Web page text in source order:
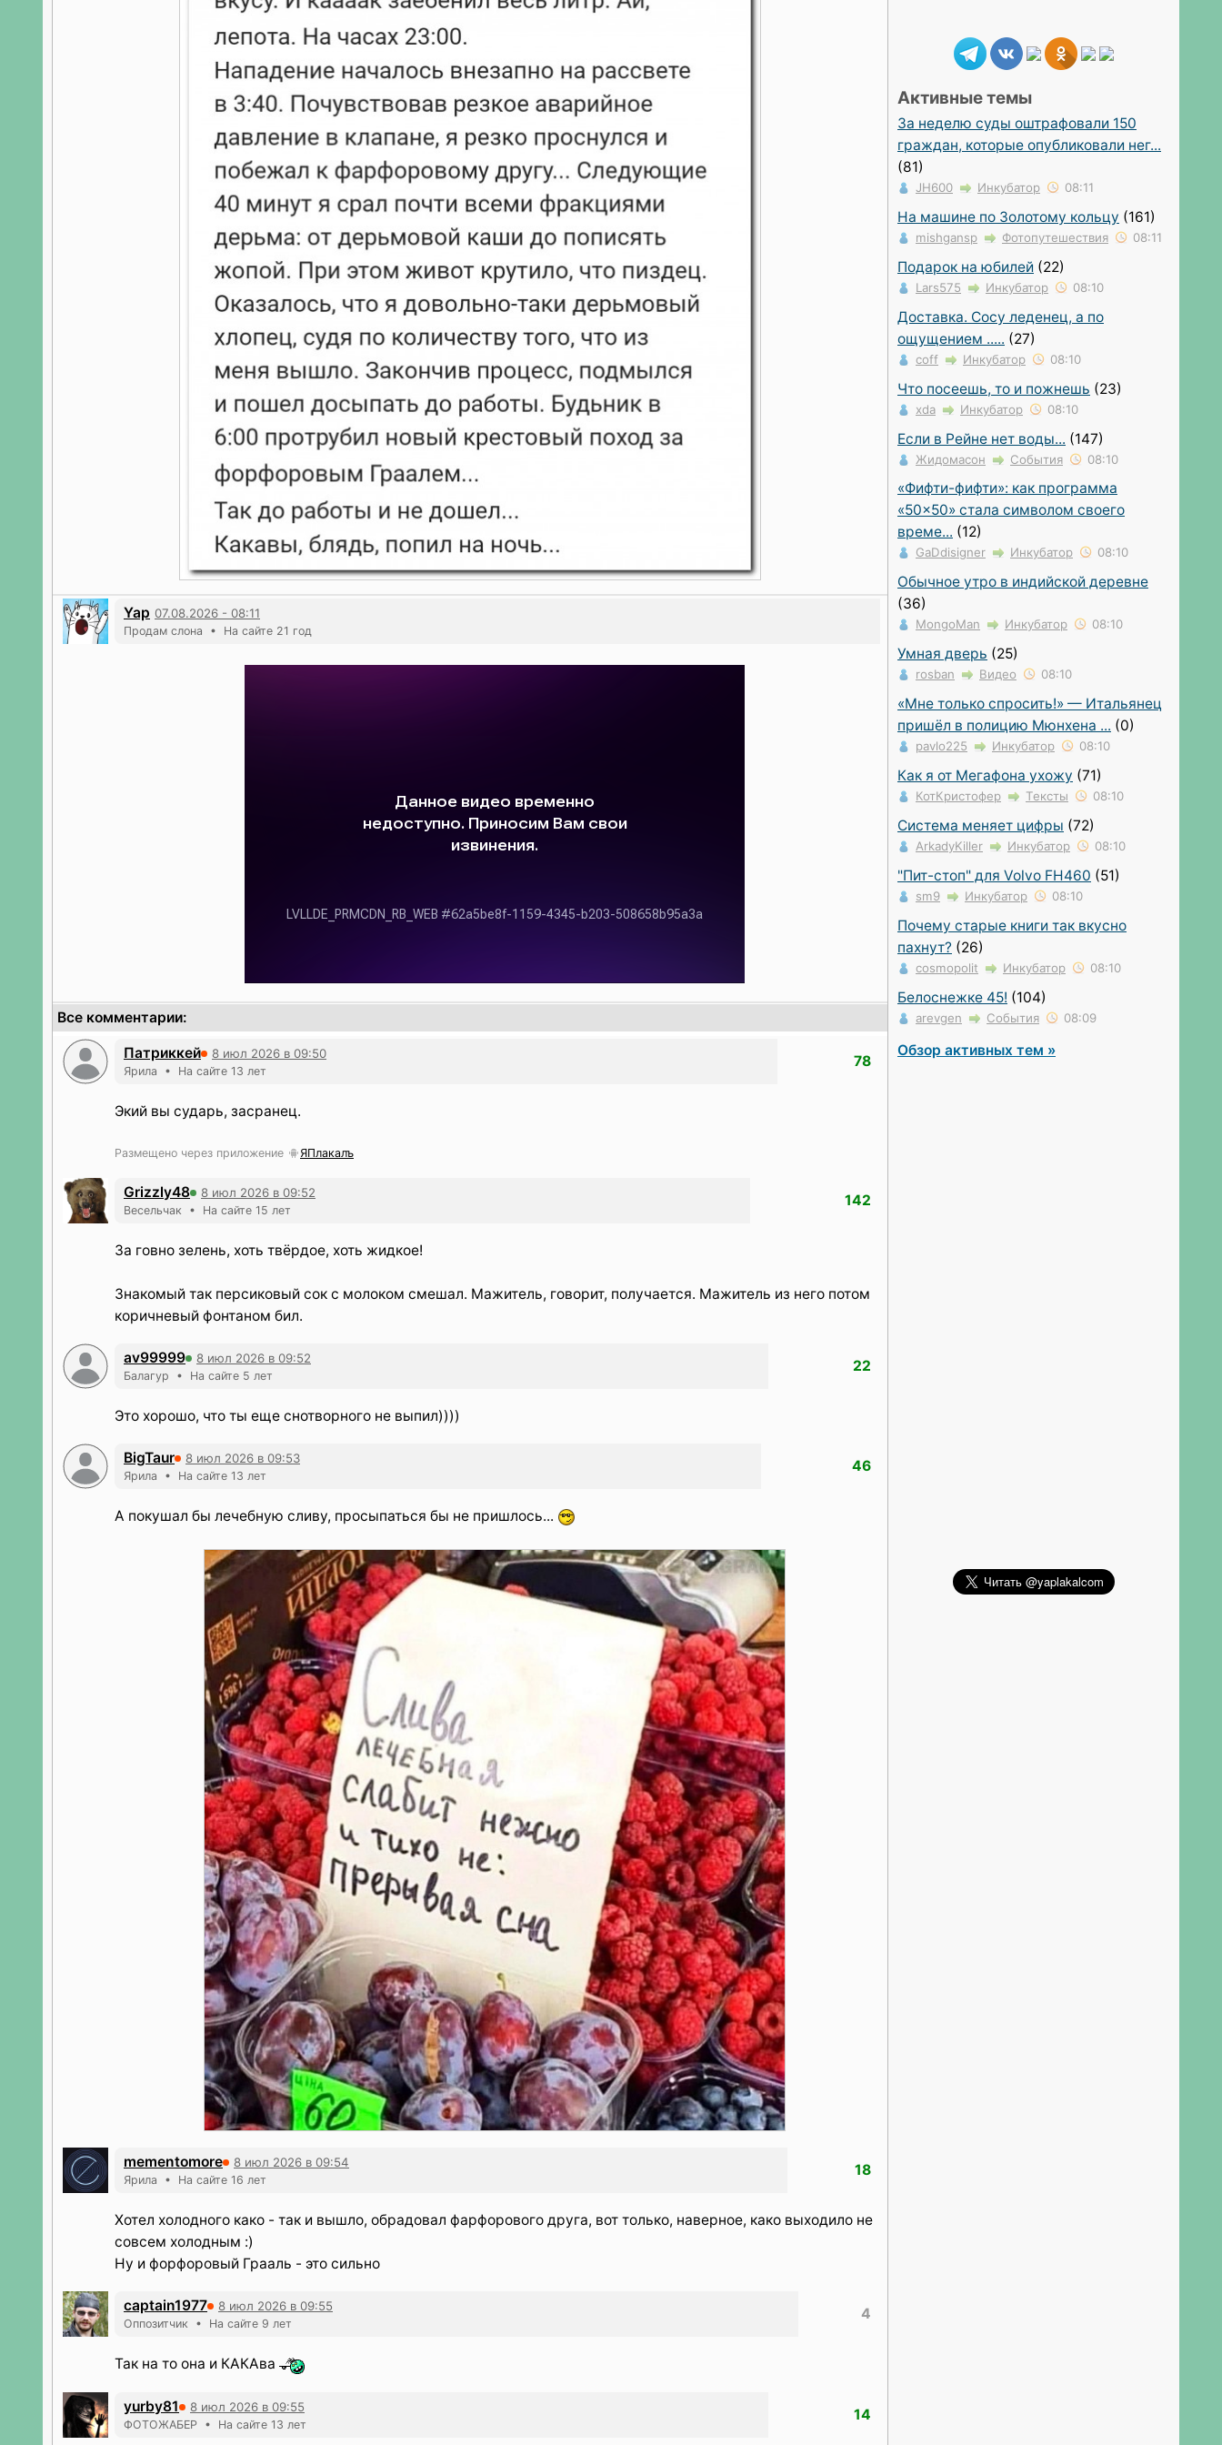
Yap 07.08.2026 - 08:11
Продам слона • На сайте 21 год
Все комментарии:
Патриккей 8 июл 2026 в 09:50
Ярила • На сайте 13 лет
78
Экий вы сударь, засранец.
Размещено через приложение ЯПлакалъ
Grizzly48 8 июл 2026 в 09:52
Весельчак • На сайте 15 лет
142
За говно зелень, хоть твёрдое, хоть жидкое!
Знакомый так персиковый сок с молоком смешал. Мажитель, говорит, получается. Мажитель из него потом
коричневый фонтаном бил.
av99999 8 июл 2026 в 09:52
Балагур • На сайте 5 лет
22
Это хорошо, что ты еще снотворного не выпил))))
BigTaur 8 июл 2026 в 09:53
Ярила • На сайте 13 лет
46
А покушал бы лечебную сливу, просыпаться бы не пришлось...
mementomore 8 июл 2026 в 09:54
Ярила • На сайте 16 лет
18
Хотел холодного како - так и вышло, обрадовал фарфорового друга, вот только, наверное, како выходило не
совсем холодным :)
Ну и форфоровый Грааль - это сильно
captain1977 8 июл 2026 в 09:55
Оппозитчик • На сайте 9 лет
4
Так на то она и КАКАва
yurby81 8 июл 2026 в 09:55
ФОТОЖАБЕР • На сайте 13 лет
14
Активные темы
За неделю суды оштрафовали 150
граждан, которые опубликовали нег...
(81)
JH600 Инкубатор 08:11
На машине по Золотому кольцу (161)
mishgansp Фотопутешествия 08:11
Подарок на юбилей (22)
Lars575 Инкубатор 08:10
Доставка. Сосу леденец, а по
ощущением ..... (27)
coff Инкубатор 08:10
Что посеешь, то и пожнешь (23)
xda Инкубатор 08:10
Если в Рейне нет воды... (147)
Жидомасон События 08:10
«Фифти-фифти»: как программа
«50×50» стала символом своего
време... (12)
GaDdisigner Инкубатор 08:10
Обычное утро в индийской деревне
(36)
MongoMan Инкубатор 08:10
Умная дверь (25)
rosban Видео 08:10
«Мне только спросить!» — Итальянец
пришёл в полицию Мюнхена ... (0)
pavlo225 Инкубатор 08:10
Как я от Мегафона ухожу (71)
КотКристофер Тексты 08:10
Система меняет цифры (72)
ArkadyKiller Инкубатор 08:10
"Пит-стоп" для Volvo FH460 (51)
sm9 Инкубатор 08:10
Почему старые книги так вкусно
пахнут? (26)
cosmopolit Инкубатор 08:10
Белоснежке 45! (104)
arevgen События 08:09
Обзор активных тем »